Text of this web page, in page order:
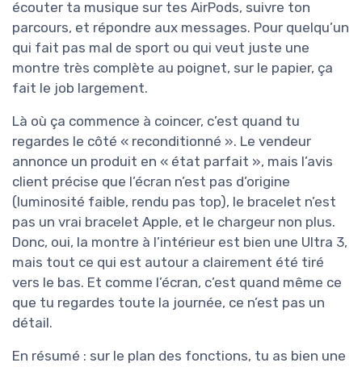
écouter ta musique sur tes AirPods, suivre ton
parcours, et répondre aux messages. Pour quelqu’un
qui fait pas mal de sport ou qui veut juste une
montre très complète au poignet, sur le papier, ça
fait le job largement.
Là où ça commence à coincer, c’est quand tu
regardes le côté « reconditionné ». Le vendeur
annonce un produit en « état parfait », mais l’avis
client précise que l’écran n’est pas d’origine
(luminosité faible, rendu pas top), le bracelet n’est
pas un vrai bracelet Apple, et le chargeur non plus.
Donc, oui, la montre à l’intérieur est bien une Ultra 3,
mais tout ce qui est autour a clairement été tiré
vers le bas. Et comme l’écran, c’est quand même ce
que tu regardes toute la journée, ce n’est pas un
détail.
En résumé : sur le plan des fonctions, tu as bien une